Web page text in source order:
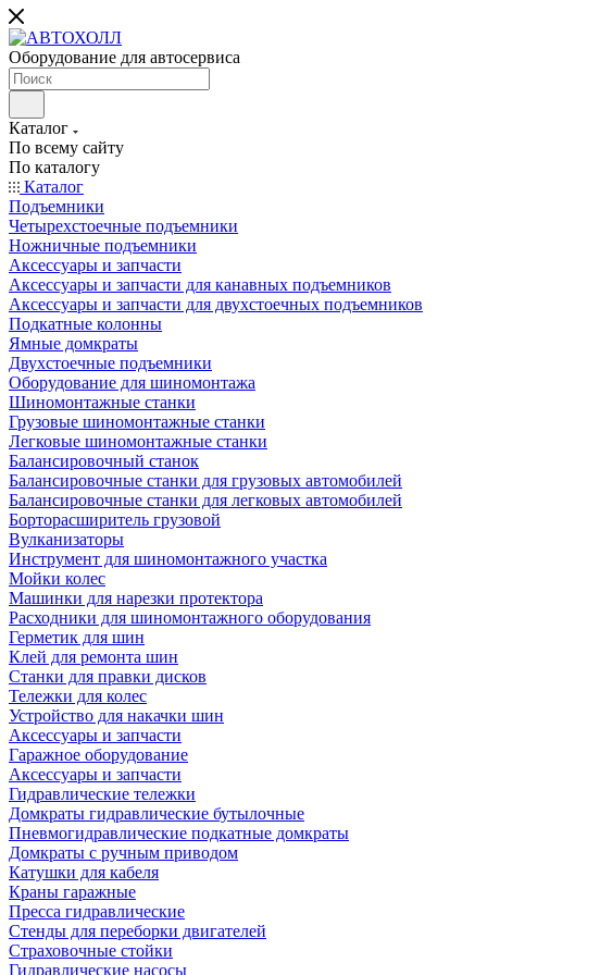
Оборудование для автосервиса
Каталог
По всему сайту
По каталогу
Каталог
Подъемники
Четырехстоечные подъемники
Ножничные подъемники
Аксессуары и запчасти
Аксессуары и запчасти для канавных подъемников
Аксессуары и запчасти для двухстоечных подъемников
Подкатные колонны
Ямные домкраты
Двухстоечные подъемники
Оборудование для шиномонтажа
Шиномонтажные станки
Грузовые шиномонтажные станки
Легковые шиномонтажные станки
Балансировочный станок
Балансировочные станки для грузовых автомобилей
Балансировочные станки для легковых автомобилей
Борторасширитель грузовой
Вулканизаторы
Инструмент для шиномонтажного участка
Мойки колес
Машинки для нарезки протектора
Расходники для шиномонтажного оборудования
Герметик для шин
Клей для ремонта шин
Станки для правки дисков
Тележки для колес
Устройство для накачки шин
Аксессуары и запчасти
Гаражное оборудование
Аксессуары и запчасти
Гидравлические тележки
Домкраты гидравлические бутылочные
Пневмогидравлические подкатные домкраты
Домкраты с ручным приводом
Катушки для кабеля
Краны гаражные
Пресса гидравлические
Стенды для переборки двигателей
Страховочные стойки
Гидравлические насосы